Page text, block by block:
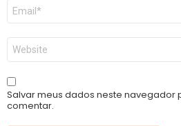
E-
mail
*
Site
Salvar meus dados neste navegador
comentar.